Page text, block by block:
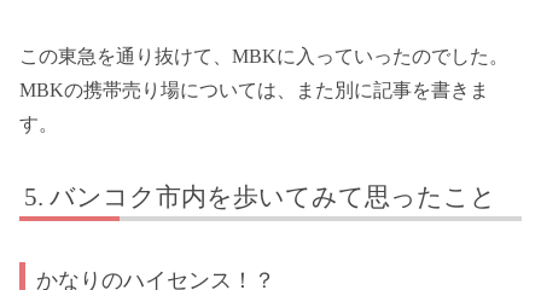
この東急を通り抜けて、MBKに入っていったのでした。
MBKの携帯売り場については、また別に記事を書きま
す。
バンコク市内を歩いてみて思ったこと
かなりのハイセンス！？